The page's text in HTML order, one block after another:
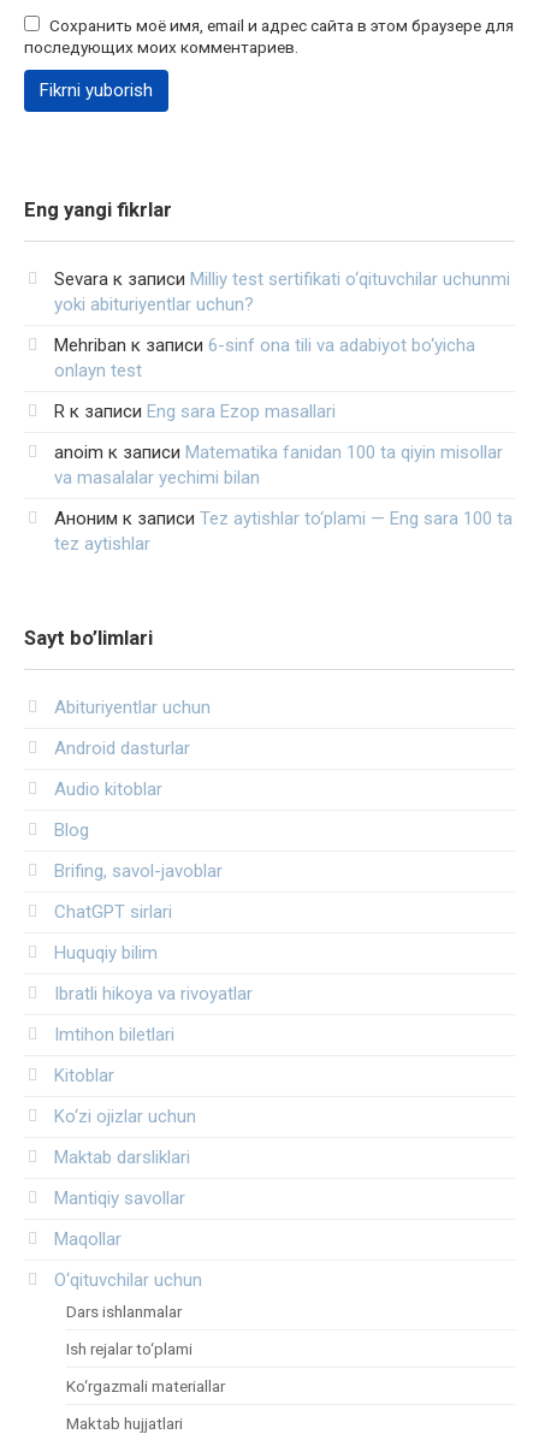
Сохранить моё имя, email и адрес сайта в этом браузере для
последующих моих комментариев.
Eng yangi fikrlar
Sevara к записи Milliy test sertifikati o‘qituvchilar uchunmi
yoki abituriyentlar uchun?
Mehriban к записи 6-sinf ona tili va adabiyot bo‘yicha
onlayn test
R к записи Eng sara Ezop masallari
anoim к записи Matematika fanidan 100 ta qiyin misollar
va masalalar yechimi bilan
Аноним к записи Tez aytishlar to‘plami — Eng sara 100 ta
tez aytishlar
Sayt bo’limlari
Abituriyentlar uchun
Android dasturlar
Audio kitoblar
Blog
Brifing, savol-javoblar
ChatGPT sirlari
Huquqiy bilim
Ibratli hikoya va rivoyatlar
Imtihon biletlari
Kitoblar
Ko‘zi ojizlar uchun
Maktab darsliklari
Mantiqiy savollar
Maqollar
O‘qituvchilar uchun
Dars ishlanmalar
Ish rejalar to‘plami
Ko‘rgazmali materiallar
Maktab hujjatlari